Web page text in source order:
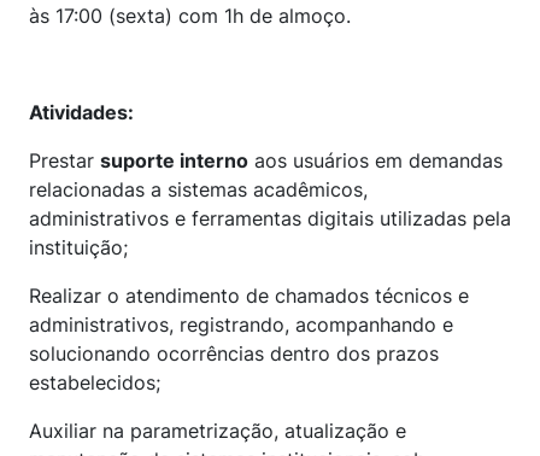
às 17:00 (sexta) com 1h de almoço.
Atividades:
Prestar suporte interno aos usuários em demandas
relacionadas a sistemas acadêmicos,
administrativos e ferramentas digitais utilizadas pela
instituição;
Realizar o atendimento de chamados técnicos e
administrativos, registrando, acompanhando e
solucionando ocorrências dentro dos prazos
estabelecidos;
Auxiliar na parametrização, atualização e